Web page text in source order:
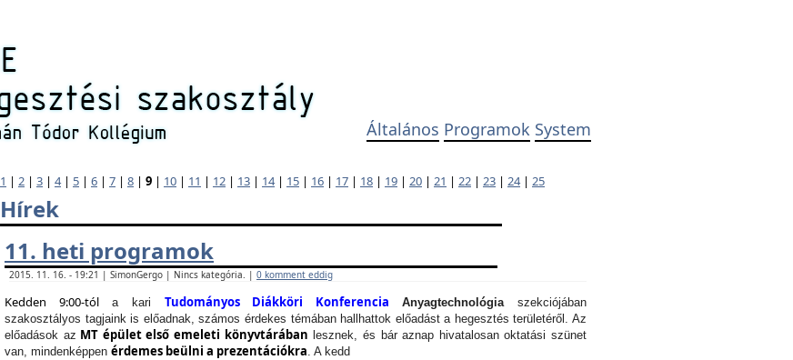
Általános Programok System
1 | 2 | 3 | 4| 5 | 6 | 7 | 8 | 9 | 10 | 11 | 12 | 13 | 14| 15 | 16 | 17 | 18 | 19 | 20 | 21 | 22 | 23 | 24| 25
Hírek
11. heti programok
2015. 11. 16. - 19:21 | SimonGergo | Nincs kategória. | 0 komment eddig
Kedden 9:00-tól a kari Tudományos Diákköri Konferencia Anyagtechnológiaszekciójában
szakosztályos tagjaink is előadnak, számos érdekes témában hallhattok előadást a hegesztés területéről. Az
előadások az MT épület első emeleti könyvtárában lesznek, és bár aznap hivatalosan oktatási szünet
van, mindenképpen érdemes beülni a prezentációkra. A kedd